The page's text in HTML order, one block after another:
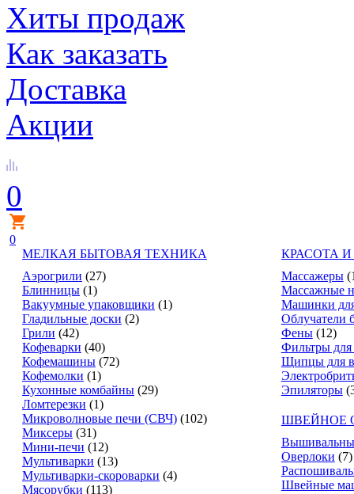
Хиты продаж
Как заказать
Доставка
Акции
0
0
МЕЛКАЯ БЫТОВАЯ ТЕХНИКА
Аэрогрили (27)
Блинницы (1)
Вакуумные упаковщики (1)
Гладильные доски (2)
Грили (42)
Кофеварки (40)
Кофемашины (72)
Кофемолки (1)
Кухонные комбайны (29)
Ломтерезки (1)
Микроволновые печи (СВЧ) (102)
Миксеры (31)
Мини-печи (12)
Мультиварки (13)
Мультиварки-скороварки (4)
Мясорубки (113)
КРАСОТА И
Массажеры
Массажные
Машинки
Облучатели
Фены (12)
Фильтры
Щипцы для
Эпиляторы
ШВЕЙНОЕ
Оверлоки (7)
Швейные